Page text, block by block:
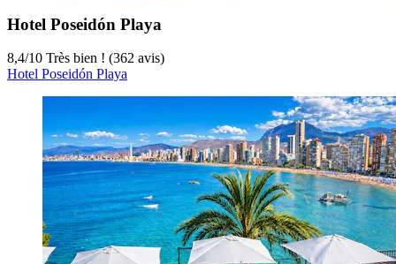
Hotel Poseidón Playa
8,4/10 Très bien ! (362 avis)
Hotel Poseidón Playa